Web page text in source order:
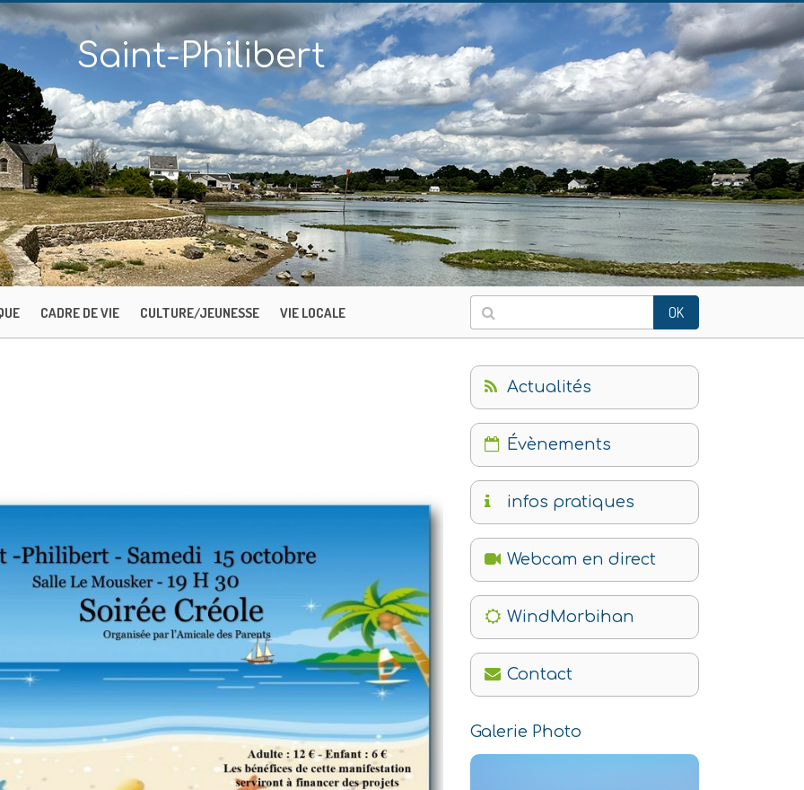
Saint-Philibert
CADRE DE VIE CULTURE/JEUNESSE VIE LOCALE OK
Actualités
Évènements
infos pratiques
Webcam en direct
WindMorbihan
Contact
Galerie Photo